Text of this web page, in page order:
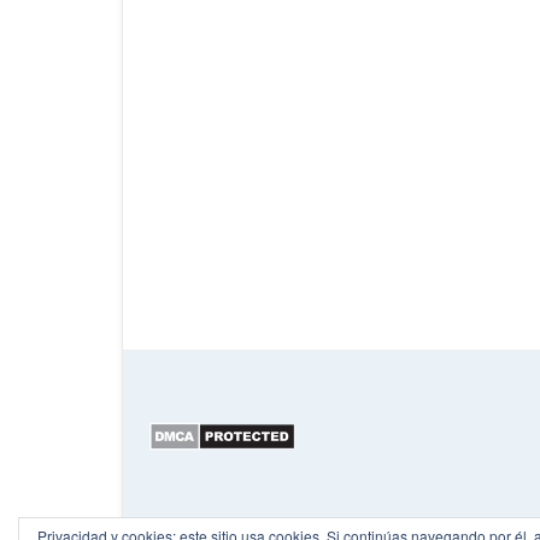
Privacidad y cookies: este sitio usa cookies. Si continúas navegando por él,